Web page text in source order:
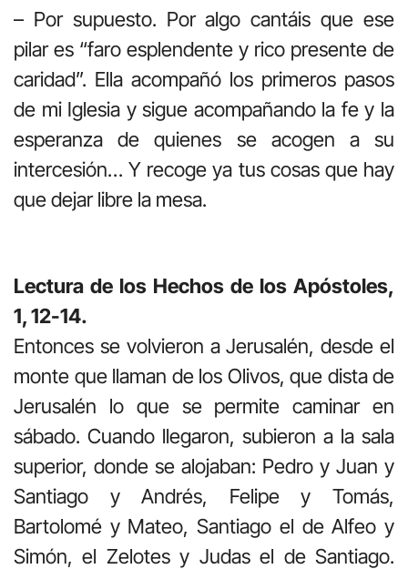
– Por supuesto. Por algo cantáis que ese
pilar es “faro esplendente y rico presente de
caridad”. Ella acompañó los primeros pasos
de mi Iglesia y sigue acompañando la fe y la
esperanza de quienes se acogen a su
intercesión… Y recoge ya tus cosas que hay
que dejar libre la mesa.
Lectura de los Hechos de los Apóstoles,
1, 12-14.
Entonces se volvieron a Jerusalén, desde el
monte que llaman de los Olivos, que dista de
Jerusalén lo que se permite caminar en
sábado. Cuando llegaron, subieron a la sala
superior, donde se alojaban: Pedro y Juan y
Santiago y Andrés, Felipe y Tomás,
Bartolomé y Mateo, Santiago el de Alfeo y
Simón, el Zelotes y Judas el de Santiago.